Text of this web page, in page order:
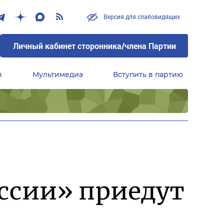
Версия для слабовидящих
Личный кабинет сторонника/члена Партии
Мультимедиа Вступить в партию
приедут